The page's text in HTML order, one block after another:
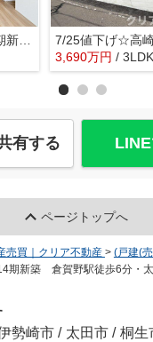
高崎市下中居町2期新築2号棟 ファミクロ＋サンルーム
3,690万円 / 3LDK
有する
ページトップへ
売買｜クリア不動産 > (戸建(
期新築 倉賀野駅徒歩6分・
勢崎市 / 太田市 / 桐生